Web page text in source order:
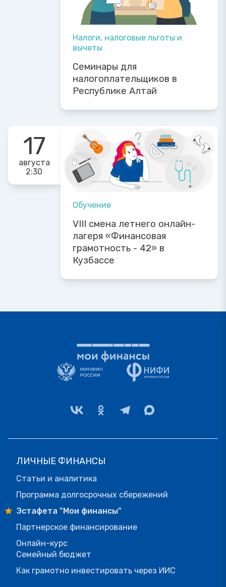
Налоги, налоговые льготы и
вычеты
Семинары для
налогоплательщиков в
Республике Алтай
17
августа
2:30
Обучение
VIII смена летнего онлайн-
лагеря «Финансовая
грамотность - 42» в
Кузбассе
ЛИЧНЫЕ ФИНАНСЫ
Статьи и аналитика
Программа долгосрочных сбережений
Эстафета "Мои финансы"
Партнерское финансирование
Онлайн-курс
Семейный бюджет
Как грамотно инвестировать через ИИС